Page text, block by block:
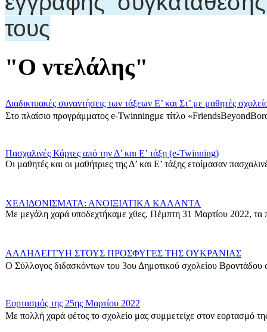
τους
"Ο ντελάλης"
Διαδικτυακές συναντήσεις των τάξεων Ε’ και Στ’ με μαθητές
Στο πλαίσιο προγράμματος e-Twinningμε τίτλο
Πασχαλινές Κάρτες από την Δ’ και Ε’ τάξη (e-Twinning)
Οι μαθητές και οι μαθήτριες της Δ’ και Ε’ τάξης ετοίμασαν
ΧΕΛΙΔΟΝΙΣΜΑΤΑ: ΑΝΟΙΞΙΑΤΙΚΑ ΚΑΛΑΝΤΑ
Με μεγάλη χαρά υποδεχτήκαμε χθες, Πέμπτη 31 Μαρτίου 2022, τα
ΑΛΛΗΛΕΓΓΥΗ ΣΤΟΥΣ ΠΡΟΣΦΥΓΕΣ ΤΗΣ ΟΥΚΡΑΝΙΑΣ
Ο Σύλλογος διδασκόντων του 3ου Δημοτικού σχολείου
Εορτασμός της 25ης Μαρτίου 2022
Με πολλή χαρά φέτος το σχολείο μας συμμετείχε στον εορτασμό